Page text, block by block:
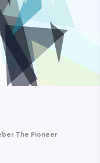
The Pioneer